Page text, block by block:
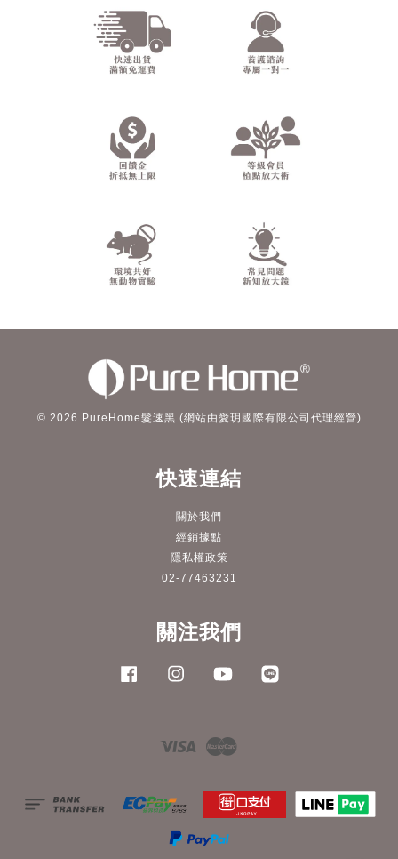
© 2026 PureHome髮速黑 (網站由愛玥國際有限公司代理經營)
快速連結
關於我們
經銷據點
隱私權政策
02-77463231
關注我們
Facebook Instagram YouTube
Visa